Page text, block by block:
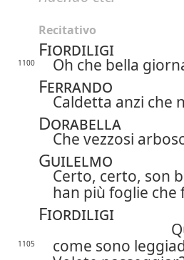
Recitativo
Fiordiligi
1100 Oh che bella
Ferrando
Caldetta anzi che
Dorabella
Che vezzosi
Guilelmo
Certo, certo, son
han più foglie che
Fiordiligi
1105
come sono